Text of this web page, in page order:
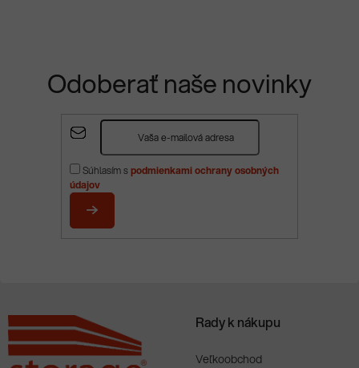
Odoberať naše novinky
Súhlasím spodmienkami ochrany osobných
údajov
PRIHLÁSIŤ
Rady k nákupu
Veľkoobchod